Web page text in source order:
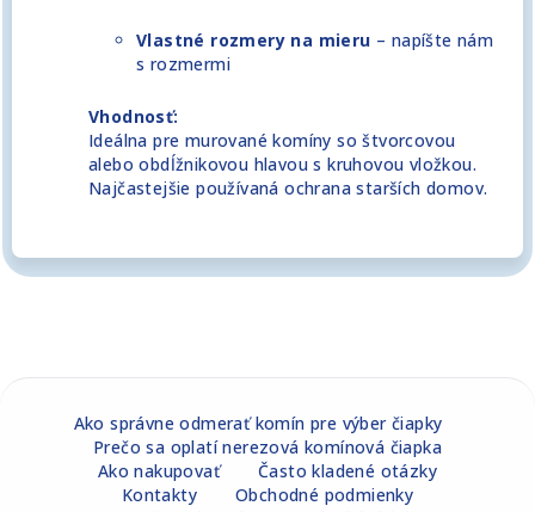
Vlastné rozmery na mieru – napíšte nám
s rozmermi
Vhodnosť:
Ideálna pre murované komíny so štvorcovou
alebo obdĺžnikovou hlavou s kruhovou vložkou.
Najčastejšie používaná ochrana starších domov.
Z
Ako správne odmerať komín pre výber čiapky
Prečo sa oplatí nerezová komínová čiapka
Ako nakupovať
Často kladené otázky
Kontakty
Obchodné podmienky